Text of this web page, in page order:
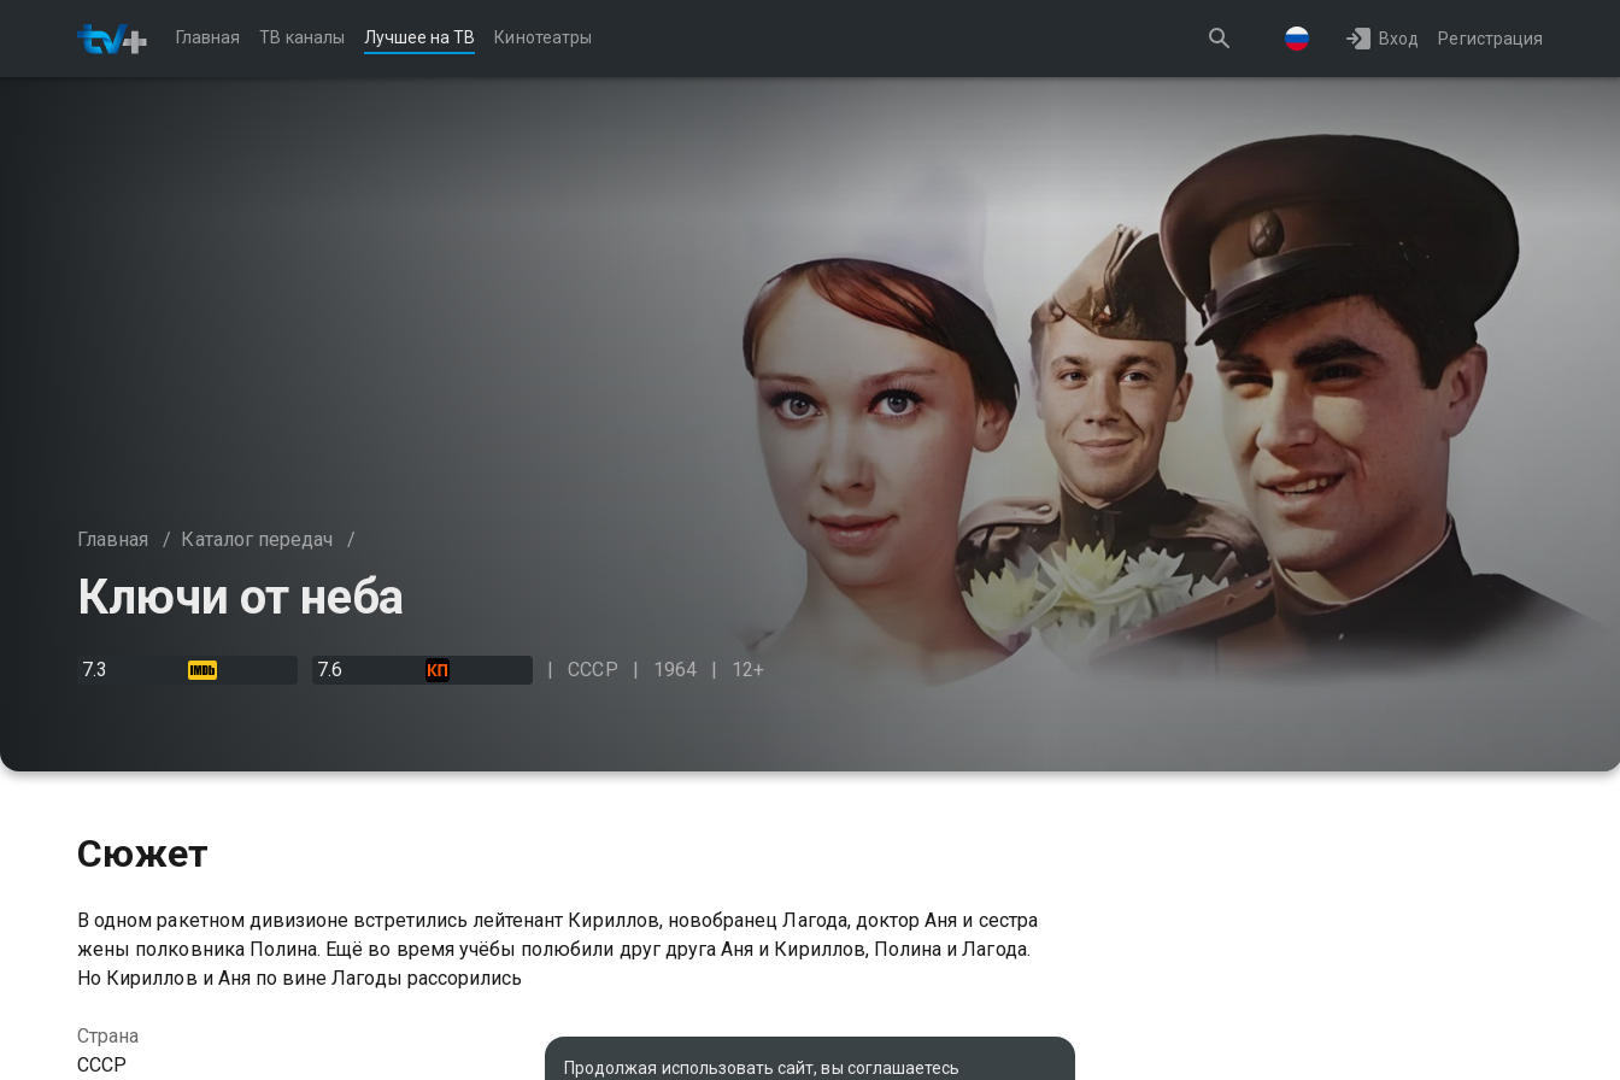
Главная ТВ каналы Лучшее на ТВ Кинотеатры Вход Регистрация
Главная / Каталог передач /
Ключи от неба
7.3 7.6 СССР 1964 12+
Сюжет
В одном ракетном дивизионе встретились лейтенант Кириллов, новобранец Лагода, доктор Аня и сестра
жены полковника Полина. Ещё во время учёбы полюбили друг друга Аня и Кириллов, Полина и Лагода.
Но Кириллов и Аня по вине Лагоды рассорились
Страна
СССР
Продолжая использовать сайт, вы соглашаетесь